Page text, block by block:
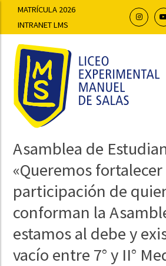
MATRÍCULA 2026
INTRANET LMS
Asamblea de
«Queremos fortalecer
participación de
conforman la
estamos al debe y
vacío entre 7° y II°